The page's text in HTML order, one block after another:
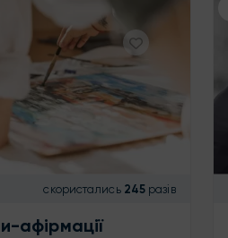
скористались 245 разів
афірмації